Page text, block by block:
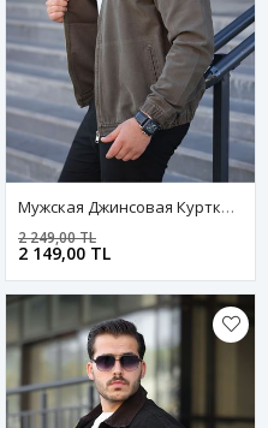
Мужская Джинсовая Куртка-Бомбер Оверсайз Цвета Хаки, Стираная Модель На Молнии
2 149,00 TL
2 249,00 TL